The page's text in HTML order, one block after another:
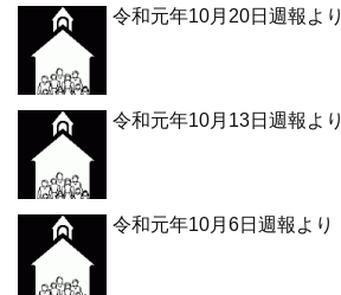
令和元年10月20日週報より
令和元年10月13日週報より
令和元年10月6日週報より